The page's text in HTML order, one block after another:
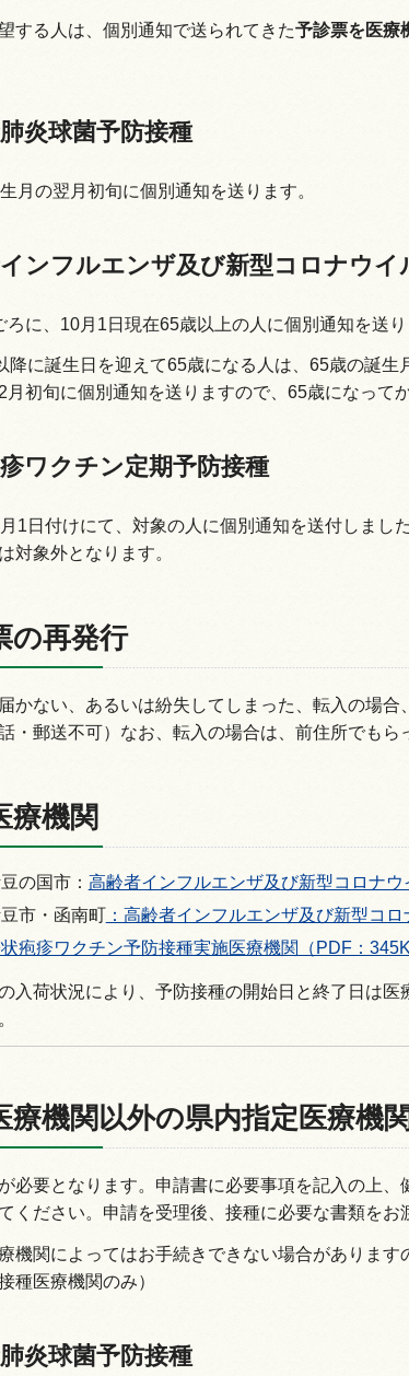
する人は、個別通知で送られてきた予診票を医療
炎球菌予防接種
月の翌月初旬に個別通知を送ります。
ンフルエンザ及び新型コロナウイ
ろに、10月1日現在65歳以上の人に個別通知を送り
降に誕生日を迎えて65歳になる人は、65歳の誕
月初旬に個別通知を送りますので、65歳になって
ワクチン定期予防接種
1日付けにて、対象の人に個別通知を送付しまし
対象外となります。
の再発行
かない、あるいは紛失してしまった、転入の場
・郵送不可）なお、転入の場合は、前住所でもら
療機関
の国市： 高齢者インフルエンザ及び新型コロナ
市・函南町：高齢者インフルエンザ及び新型コ
疱疹ワクチン予防接種実施医療機関（PDF：
入荷状況により、予防接種の開始日と終了日は
療機関以外の県内指定医療機
必要となります。申請書に必要事項を記入の上
ください。申請を受理後、接種に必要な書類をお
機関によってはお手続きできない場合がありま
種医療機関のみ）
炎球菌予防接種